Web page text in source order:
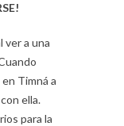
ver a una
Timná a
ella.
para la